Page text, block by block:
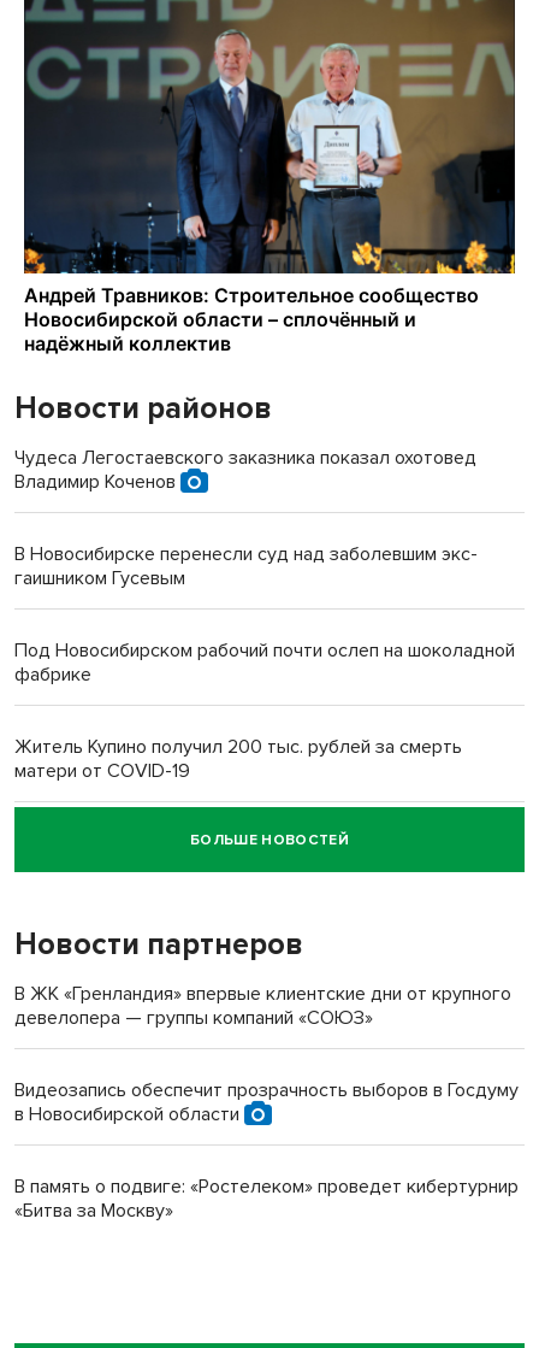
Новости районов
Чудеса Легостаевского заказника показал охотовед
Владимир Коченов
В Новосибирске перенесли суд над заболевшим экс-
гаишником Гусевым
Под Новосибирском рабочий почти ослеп на шоколадной
фабрике
Житель Купино получил 200 тыс. рублей за смерть
матери от COVID-19
Новосибирский суд наказал водителя за смерть
пенсионерки на вокзале
БОЛЬШЕ НОВОСТЕЙ
Новости партнеров
В ЖК «Гренландия» впервые клиентские дни от крупного
девелопера — группы компаний «СОЮЗ»
Видеозапись обеспечит прозрачность выборов в Госдуму
в Новосибирской области
В память о подвиге: «Ростелеком» проведет кибертурнир
«Битва за Москву»